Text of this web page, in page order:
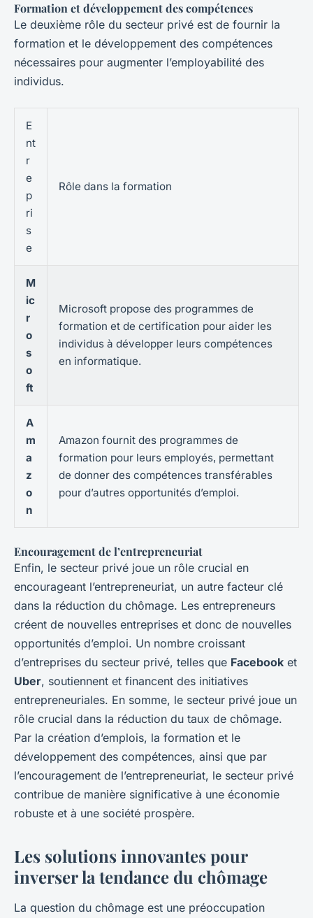
Formation et développement des compétences
Le deuxième rôle du secteur privé est de fournir la
formation et le développement des compétences
nécessaires pour augmenter l’employabilité des
individus.
E
nt
r
e
p
ri
s
e
Rôle dans la formation
M
ic
r
o
s
o
ft
Microsoft propose des programmes de
formation et de certification pour aider les
individus à développer leurs compétences
en informatique.
A
m
a
z
o
n
Amazon fournit des programmes de
formation pour leurs employés, permettant
de donner des compétences transférables
pour d’autres opportunités d’emploi.
Encouragement de l’entrepreneuriat
Enfin, le secteur privé joue un rôle crucial en
encourageant l’entrepreneuriat, un autre facteur clé
dans la réduction du chômage. Les entrepreneurs
créent de nouvelles entreprises et donc de nouvelles
opportunités d’emploi. Un nombre croissant
d’entreprises du secteur privé, telles que Facebook et
Uber, soutiennent et financent des initiatives
entrepreneuriales. En somme, le secteur privé joue un
rôle crucial dans la réduction du taux de chômage.
Par la création d’emplois, la formation et le
développement des compétences, ainsi que par
l’encouragement de l’entrepreneuriat, le secteur privé
contribue de manière significative à une économie
robuste et à une société prospère.
Les solutions innovantes pour
inverser la tendance du chômage
La question du chômage est une préoccupation